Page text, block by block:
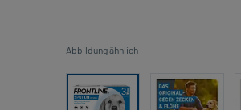
Abbildung ähnlich